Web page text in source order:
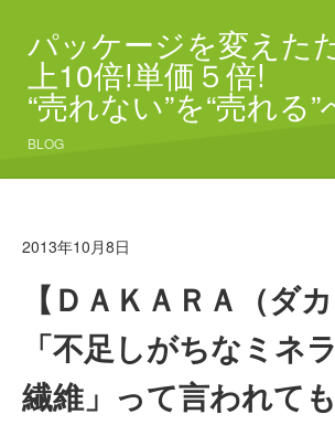
パッケージを変えた
上10倍!単価５倍!
“売れない”を“売れる”
BLOG
2013年10月8日
【ＤＡＫＡＲＡ（ダ
「不足しがちなミネ
繊維」って言われて